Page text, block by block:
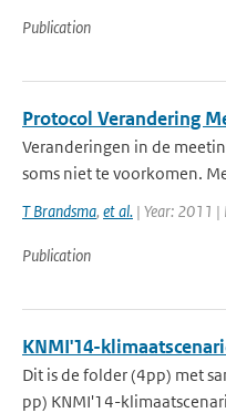
Publication
Protocol Verandering
Veranderingen in de
soms niet te voorkomen.
T Brandsma, et al. | Year: 2011 |
Publication
KNMI'14-
Dit is de folder (4pp) met
pp) KNMI'14-